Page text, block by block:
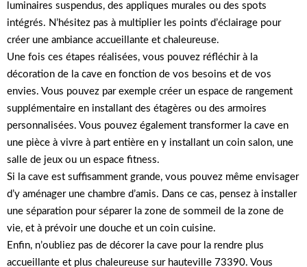
luminaires suspendus, des appliques murales ou des spots
intégrés. N’hésitez pas à multiplier les points d’éclairage pour
créer une ambiance accueillante et chaleureuse.
Une fois ces étapes réalisées, vous pouvez réfléchir à la
décoration de la cave en fonction de vos besoins et de vos
envies. Vous pouvez par exemple créer un espace de rangement
supplémentaire en installant des étagères ou des armoires
personnalisées. Vous pouvez également transformer la cave en
une pièce à vivre à part entière en y installant un coin salon, une
salle de jeux ou un espace fitness.
Si la cave est suffisamment grande, vous pouvez même envisager
d’y aménager une chambre d’amis. Dans ce cas, pensez à installer
une séparation pour séparer la zone de sommeil de la zone de
vie, et à prévoir une douche et un coin cuisine.
Enfin, n’oubliez pas de décorer la cave pour la rendre plus
accueillante et plus chaleureuse sur hauteville 73390. Vous